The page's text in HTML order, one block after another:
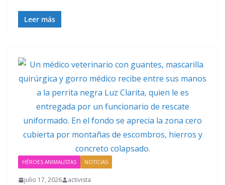
Leer más
HÉROES ANIMALISTAS NOTICIAS
julio 17, 2026 activista